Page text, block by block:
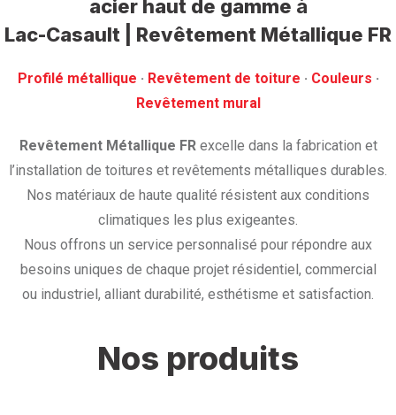
acier haut de gamme à
Lac-Casault | Revêtement Métallique FR
Profilé métallique · ‎ Revêtement de toiture · ‎ Couleurs ·
‎Revêtement mural
Revêtement Métallique FRexcelle dans la fabrication et
l’installation de toitures et revêtements métalliques durables.
Nos matériaux de haute qualité résistent aux conditions
climatiques les plus exigeantes.
Nous offrons un service personnalisé pour répondre aux
besoins uniques de chaque projet résidentiel, commercial
ou industriel, alliant durabilité, esthétisme et satisfaction.
Nos produits